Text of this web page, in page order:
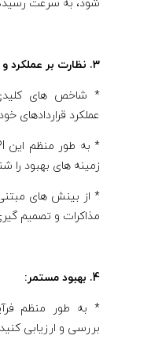
شود، به سرعت
3. نظارت بر عملکرد و گزارش :
عملکرد قراردادهای
زمینه های بهبود را
* از بینش های مبتنی
مذاکرات و تصمیم
4. بهبود مستمر:
* به طور منظم
بررسی و ارزیابی